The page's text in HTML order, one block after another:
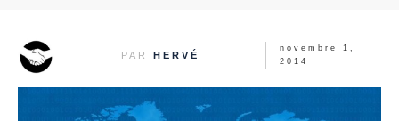
PAR HERVÉ
novembre 1,
2014